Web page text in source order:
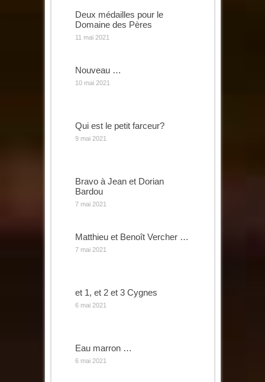
Deux médailles pour le
Domaine des Pères
11 mai 2021
Nouveau …
10 mai 2021
Qui est le petit farceur?
9 mai 2021
Bravo à Jean et Dorian
Bardou
7 mai 2021
Matthieu et Benoît Vercher …
7 mai 2021
et 1, et 2 et 3 Cygnes
6 mai 2021
Eau marron …
6 mai 2021